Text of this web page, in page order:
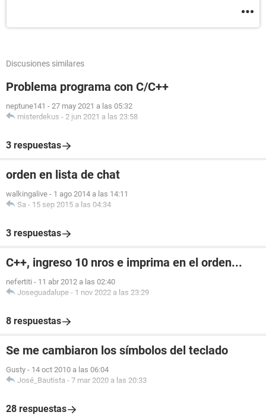
Discusiones similares
Problema programa con C/C++
neptune141 - 27 may 2021 a las 05:32
misterdekus - 2 jun 2021 a las 23:58
3 respuestas
orden en lista de chat
walkingalive - 1 ago 2014 a las 14:11
Sa - 15 sep 2015 a las 04:34
3 respuestas
C++, ingreso 10 nros e imprima en el orden...
nefertiti - 11 abr 2012 a las 02:40
Joseguadalupe - 1 nov 2022 a las 23:29
8 respuestas
Se me cambiaron los símbolos del teclado
Gusty - 14 oct 2010 a las 06:04
José_Bautista - 7 mar 2020 a las 20:33
28 respuestas